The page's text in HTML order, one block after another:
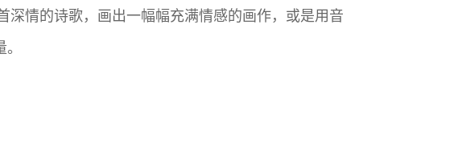
情的诗歌，画出一幅幅充满情感的画作，或是用音